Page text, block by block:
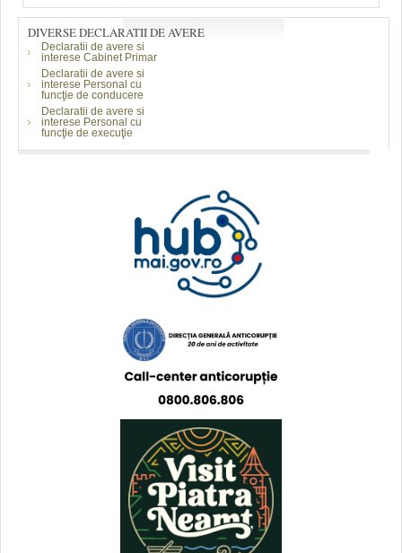
DIVERSE DECLARATII DE AVERE
Declaratii de avere si
interese Cabinet Primar
Declaratii de avere si
interese Personal cu
funcţie de conducere
Declaratii de avere si
interese Personal cu
funcţie de execuţie